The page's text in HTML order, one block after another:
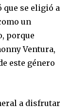
que se eligió a
un
porque
Ventura,
este género
a disfrutar